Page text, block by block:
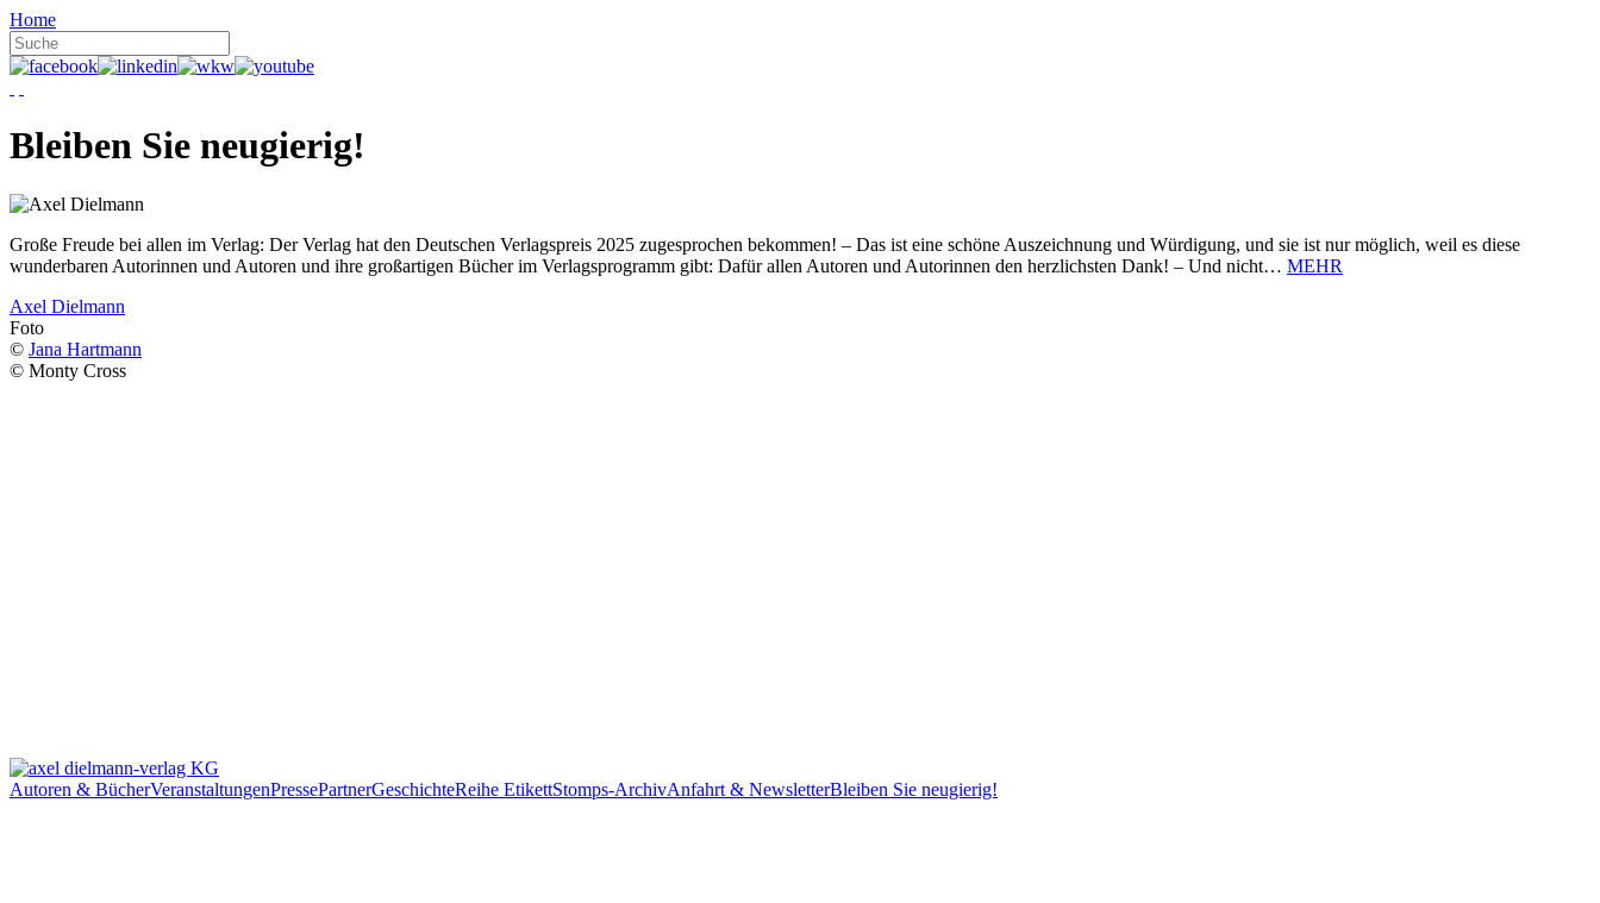
Home
Bleiben Sie neugierig!
Große Freude bei allen im Verlag: Der Verlag hat den Deutschen Verlagspreis 2025 zugesprochen bekommen! – Das ist eine schöne Auszeichnung und Würdigung, und sie ist nur möglich, weil es diese
wunderbaren Autorinnen und Autoren und ihre großartigen Bücher im Verlagsprogramm gibt: Dafür allen Autoren und Autorinnen den herzlichsten Dank! – Und nicht… MEHR
Axel Dielmann
Foto
© Jana Hartmann
© Monty Cross
Autoren & BücherVeranstaltungenPressePartnerGeschichteReihe EtikettStomps-ArchivAnfahrt & NewsletterBleiben Sie neugierig!